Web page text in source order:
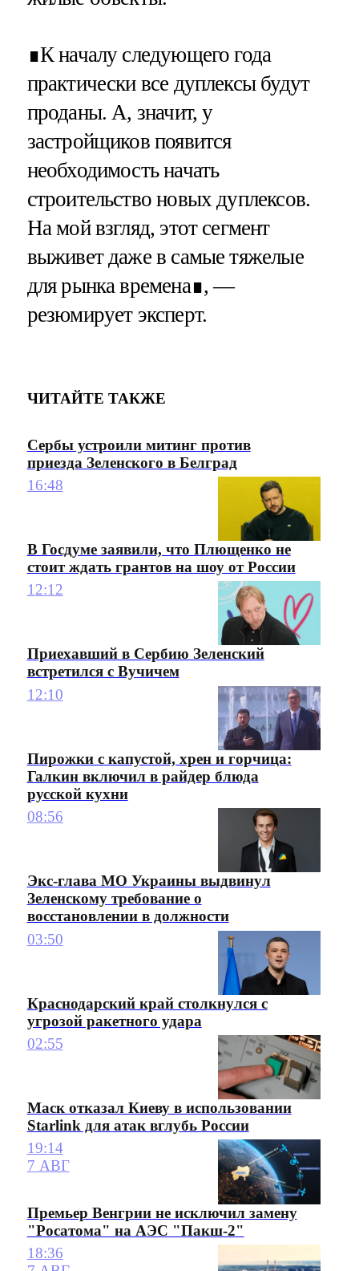
∎К началу следующего года
практически все дуплексы будут
проданы. А, значит, у
застройщиков появится
необходимость начать
строительство новых дуплексов.
На мой взгляд, этот сегмент
выживет даже в самые тяжелые
для рынка времена∎, —
резюмирует эксперт.
ЧИТАЙТЕ ТАКЖЕ
Сербы устроили митинг против
приезда Зеленского в Белград
16:48
В Госдуме заявили, что Плющенко не
стоит ждать грантов на шоу от России
12:12
Приехавший в Сербию Зеленский
встретился с Вучичем
12:10
Пирожки с капустой, хрен и горчица:
Галкин включил в райдер блюда
русской кухни
08:56
Экс-глава МО Украины выдвинул
Зеленскому требование о
восстановлении в должности
03:50
Краснодарский край столкнулся с
угрозой ракетного удара
02:55
Маск отказал Киеву в использовании
Starlink для атак вглубь России
19:14
7 АВГ
Премьер Венгрии не исключил замену
"Росатома" на АЭС "Пакш-2"
18:36